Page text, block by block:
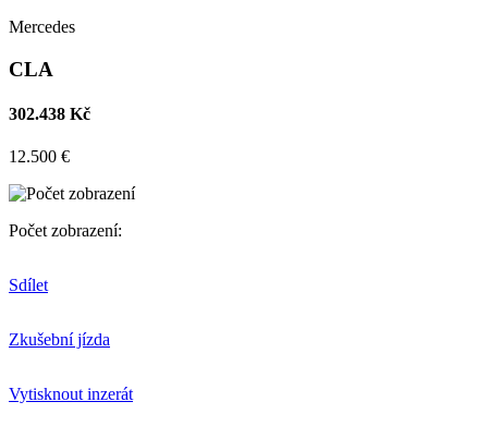
Mercedes
CLA
302.438 Kč
12.500 €
Počet zobrazení:
Sdílet
Zkušební jízda
Vytisknout inzerát